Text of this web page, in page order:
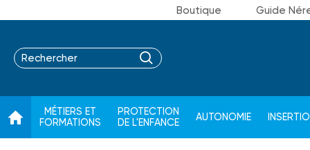
Boutique Guide
MÉTIERS ET
FORMATIONS
PROTECTION
DE L'ENFANCE
AUTONOMIE